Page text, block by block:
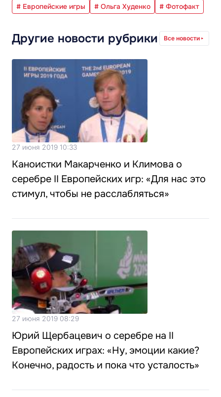
# Европейские игры # Ольга Худенко # Фотофакт
Другие новости рубрики Все новости
27 июня 2019 10:33
Каноистки Макарченко и Климова о
серебре II Европейских игр: «Для нас это
стимул, чтобы не расслабляться»
27 июня 2019 08:29
Юрий Щербацевич о серебре на II
Европейских играх: «Ну, эмоции какие?
Конечно, радость и пока что усталость»